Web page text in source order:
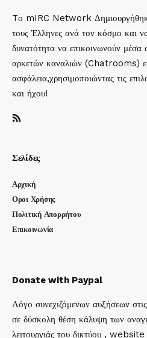
Tο mIRC Network
τους Έλληνες ανά τον κόσμο και
δυνατότητα να επικοινωνούν μέσα
αρκετών καναλιών (Chatrooms)
ασφάλεια,χρησιμοποιώντας τις
και ήχου!
Σελίδες
Αρχική
Οροι Χρήσης
Πολιτική Απορρήτου
Επικοινωνία
Donate with Paypal
Λόγο συνεχιζόμενων αυξήσεων
σε δύσκολη θέση κάλυψη των
λειτουργιάς του δικτύου ,